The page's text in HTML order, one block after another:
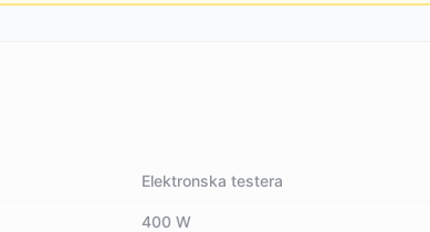
Elektronska testera
400 W